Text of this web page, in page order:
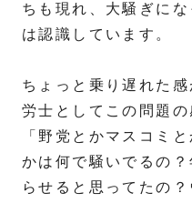
ちも現れ、大騒ぎに
は認識しています。
ちょっと乗り遅れた
労士としてこの問題の
「野党とかマスコミ
かは何で騒いでるの
らせると思ってたの